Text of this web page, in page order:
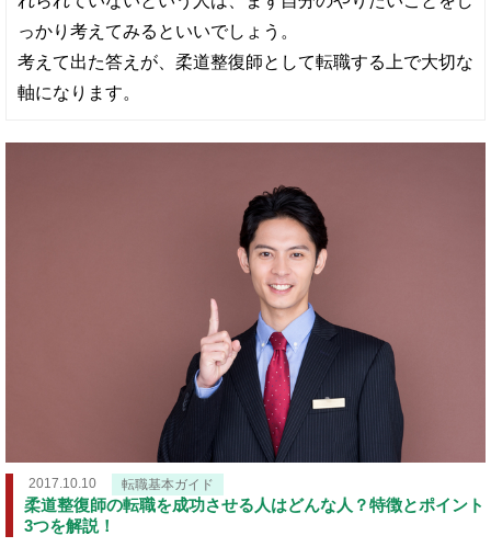
っかり考えてみるといいでしょう。
考えて出た答えが、柔道整復師として転職する上で大切な
軸になります。
2017.10.10 転職基本ガイド
柔道整復師の転職を成功させる人はどんな人？特徴とポイント
3つを解説！